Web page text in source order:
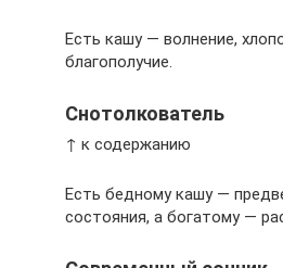
Есть кашу — волнение,
благополучие.
Снотолкователь
↑ к содержанию
Есть бедному кашу —
состояния, а богатому —